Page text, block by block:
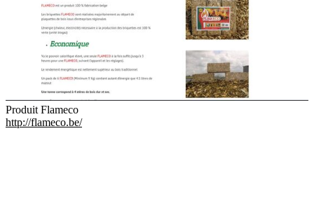
Produit Flameco
http://flameco.be/